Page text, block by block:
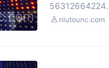
 niutounc.com